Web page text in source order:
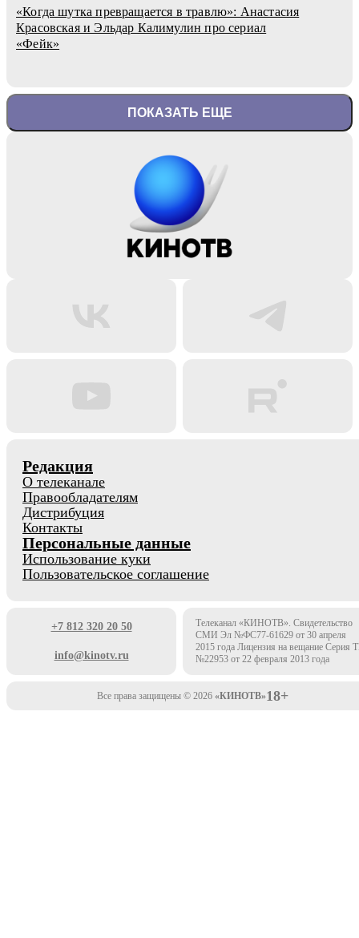
«Когда шутка превращается в травлю»: Анастасия
Красовская и Эльдар Калимулин про сериал
«Фейк»
ПОКАЗАТЬ ЕЩЕ
Редакция
О телеканале
Правообладателям
Дистрибуция
Контакты
Персональные данные
Использование куки
Пользовательское соглашение
+7 812 320 20 50
info@kinotv.ru
Телеканал «КИНОТВ». Свидетельство
СМИ Эл №ФС77-61629 от 30 апреля
2015 года Лицензия на вещание Серия
№22953 от 22 февраля 2013 года
Все права защищены © 2026 «КИНОТВ»18+